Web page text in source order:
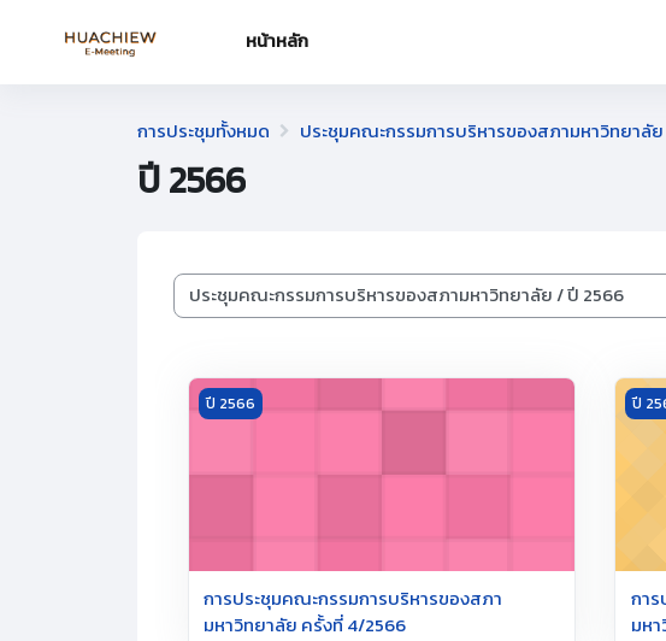
หน้าหลัก
การประชุมทั้งหมด ประชุมคณะกรรมการบริหารของสภามหาวิทยาลัย
ปี 2566
ประเภทของการประชุม
Meeting image การประชุมคณะกรรมการบริหารของสภามห
ปี 2566
การประชุมคณะกรรมการบริหารของสภา
มหาวิทยาลัย ครั้งที่ 4/2566
ปี
กา
มห